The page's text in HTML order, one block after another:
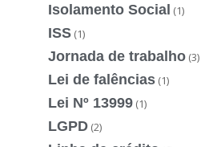
Isolamento Social (1)
ISS (1)
Jornada de trabalho (3)
Lei de falências (1)
Lei Nº 13999 (1)
LGPD (2)